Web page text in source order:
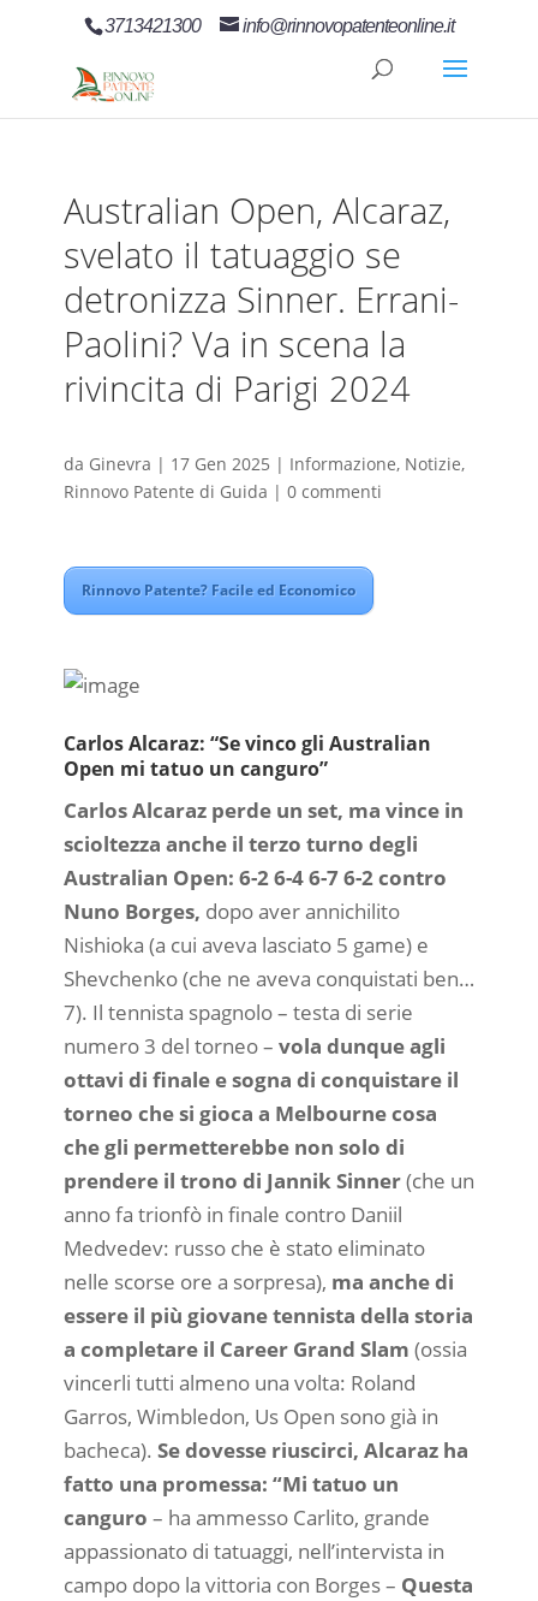
3713421300 info@rinnovopatenteonline.it
Australian Open, Alcaraz,
svelato il tatuaggio se
detronizza Sinner. Errani-
Paolini? Va in scena la
rivincita di Parigi 2024
da Ginevra | 17 Gen 2025 | Informazione, Notizie,
Rinnovo Patente di Guida | 0 commenti
Rinnovo Patente? Facile ed Economico
Carlos Alcaraz: “Se vinco gli Australian
Open mi tatuo un canguro”
Carlos Alcaraz perde un set, ma vince in
scioltezza anche il terzo turno degli
Australian Open: 6-2 6-4 6-7 6-2 contro
Nuno Borges, dopo aver annichilito
Nishioka (a cui aveva lasciato 5 game) e
Shevchenko (che ne aveva conquistati ben…
7). Il tennista spagnolo – testa di serie
numero 3 del torneo – vola dunque agli
ottavi di finale e sogna di conquistare il
torneo che si gioca a Melbourne cosa
che gli permetterebbe non solo di
prendere il trono di Jannik Sinner(che un
anno fa trionfò in finale contro Daniil
Medvedev: russo che è stato eliminato
nelle scorse ore a sorpresa), ma anche di
essere il più giovane tennista della storia
a completare il Career Grand Slam (ossia
vincerli tutti almeno una volta: Roland
Garros, Wimbledon, Us Open sono già in
bacheca). Se dovesse riuscirci, Alcaraz ha
fatto una promessa: “Mi tatuo un
canguro – ha ammesso Carlito, grande
appassionato di tatuaggi, nell’intervista in
campo dopo la vittoria con Borges – Questa